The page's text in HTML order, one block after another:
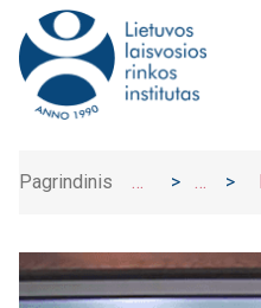
Pagrindinis
>
>
>